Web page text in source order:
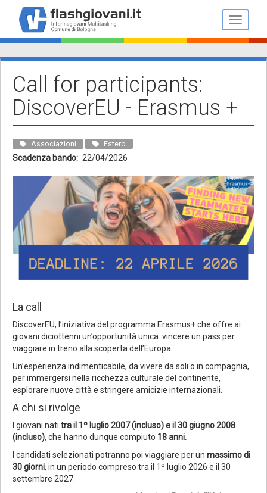
contenuto
principale
Toggle
Call for participants:
DiscoverEU - Erasmus +
Associazioni Estero
Scadenza bando 22/04/2026
La call
DiscoverEU, l’iniziativa del programma Erasmus+ che offre ai
giovani diciottenni un’opportunità unica: vincere un pass per
viaggiare in treno alla scoperta dell’Europa.
Un’esperienza indimenticabile, da vivere da soli o in compagnia,
per immergersi nella ricchezza culturale del continente,
esplorare nuove città e stringere amicizie internazionali.
A chi si rivolge
I giovani nati tra il 1º luglio 2007 (incluso) e il 30 giugno 2008
(incluso), che hanno dunque compiuto 18 anni.
I candidati selezionati potranno poi viaggiare per un massimo di
30 giorni, in un periodo compreso tra il 1º luglio 2026 e il 30
settembre 2027.